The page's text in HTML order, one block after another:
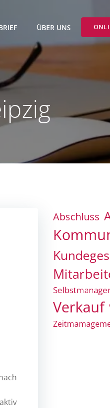
ÜBER UNS
Abschluss
Verkauf